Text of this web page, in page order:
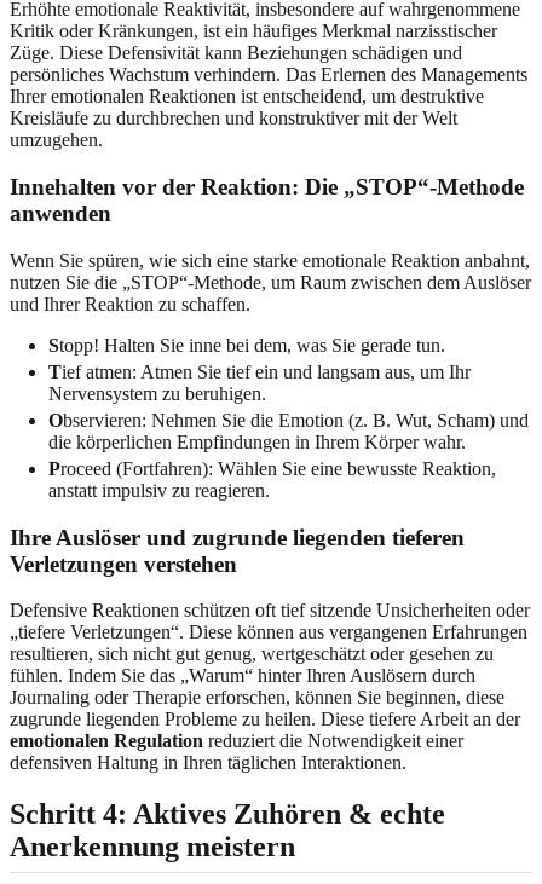
Erhöhte emotionale Reaktivität, insbesondere auf wahrgenommene
Kritik oder Kränkungen, ist ein häufiges Merkmal narzisstischer
Züge. Diese Defensivität kann Beziehungen schädigen und
persönliches Wachstum verhindern. Das Erlernen des Managements
Ihrer emotionalen Reaktionen ist entscheidend, um destruktive
Kreisläufe zu durchbrechen und konstruktiver mit der Welt
umzugehen.
Innehalten vor der Reaktion: Die „STOP“-Methode
anwenden
Wenn Sie spüren, wie sich eine starke emotionale Reaktion anbahnt,
nutzen Sie die „STOP“-Methode, um Raum zwischen dem Auslöser
und Ihrer Reaktion zu schaffen.
Stopp! Halten Sie inne bei dem, was Sie gerade tun.
Tief atmen: Atmen Sie tief ein und langsam aus, um Ihr
Nervensystem zu beruhigen.
Observieren: Nehmen Sie die Emotion (z. B. Wut, Scham) und
die körperlichen Empfindungen in Ihrem Körper wahr.
Proceed (Fortfahren): Wählen Sie eine bewusste Reaktion,
anstatt impulsiv zu reagieren.
Ihre Auslöser und zugrunde liegenden tieferen
Verletzungen verstehen
Defensive Reaktionen schützen oft tief sitzende Unsicherheiten oder
„tiefere Verletzungen“. Diese können aus vergangenen Erfahrungen
resultieren, sich nicht gut genug, wertgeschätzt oder gesehen zu
fühlen. Indem Sie das „Warum“ hinter Ihren Auslösern durch
Journaling oder Therapie erforschen, können Sie beginnen, diese
zugrunde liegenden Probleme zu heilen. Diese tiefere Arbeit an der
emotionalen Regulation reduziert die Notwendigkeit einer
defensiven Haltung in Ihren täglichen Interaktionen.
Schritt 4: Aktives Zuhören & echte
Anerkennung meistern